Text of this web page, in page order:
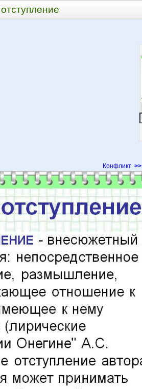
Конфликт >>